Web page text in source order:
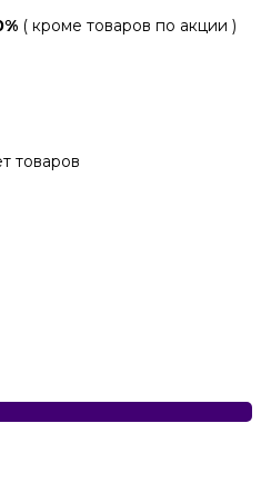
( кроме товаров по акции )
товаров